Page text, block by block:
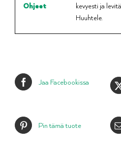
Ohjeet
kevyesti ja
Huuhtele.
Jaa Facebookissa
Pin tämä tuote